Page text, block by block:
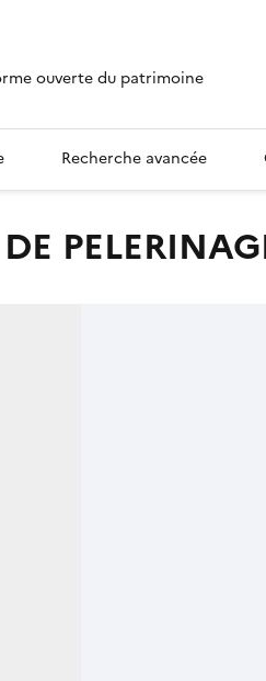
ouverte du patrimoine
Recherche avancée
DE